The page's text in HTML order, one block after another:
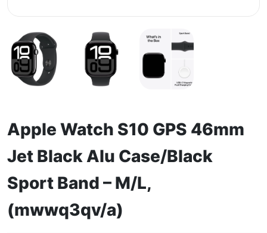
Apple Watch S10 GPS 46mm
Jet Black Alu Case/Black
Sport Band – M/L,
(mwwq3qv/a)